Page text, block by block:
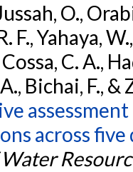
O.,
F., Yahaya,
C. A.,
Bichai, F.,
across five